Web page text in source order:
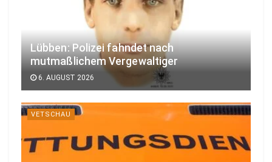
Lübben: Polizei fahndet nach
mutmaßlichem Vergewaltiger
6. AUGUST 2026
VETSCHAU